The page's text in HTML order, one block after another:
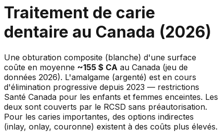
Traitement de carie
dentaire au Canada (2026)
Une obturation composite (blanche) d'une surface
coûte en moyenne ~155 $ CA au Canada (jeu de
données 2026). L'amalgame (argenté) est en cours
d'élimination progressive depuis 2023 — restrictions
Santé Canada pour les enfants et femmes enceintes. Les
deux sont couverts par le RCSD sans préautorisation.
Pour les caries importantes, des options indirectes
(inlay, onlay, couronne) existent à des coûts plus élevés.